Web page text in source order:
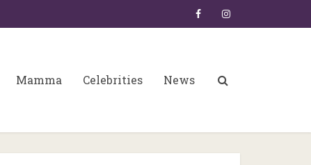
Mamma Celebrities News